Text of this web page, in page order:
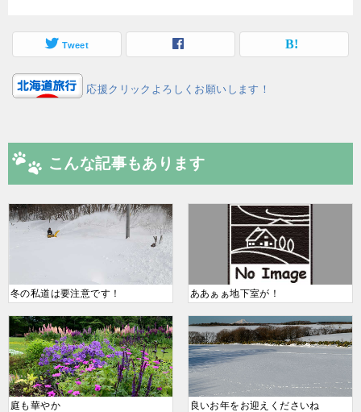
Tweet
応援クリックよろしくお願いします！
こんな記事もあります
冬の私道は要注意です！ ああぁぁ地下室が！
庭も華やか 良いお年をお迎えくださいね